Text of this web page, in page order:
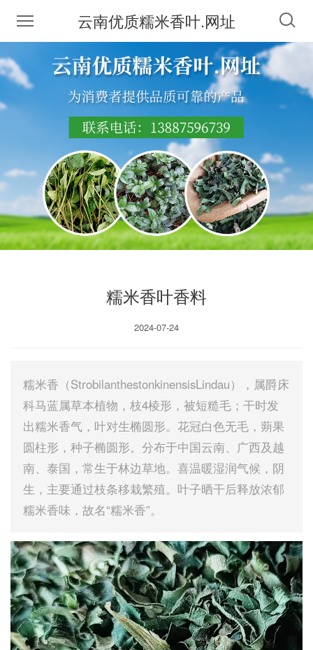
云南优质糯米香叶.网址
糯米香叶香料
2024-07-24
糯米香（StrobilanthestonkinensisLindau），属爵床
科马蓝属草本植物，枝4棱形，被短糙毛；干时发
出糯米香气，叶对生椭圆形。花冠白色无毛，蒴果
圆柱形，种子椭圆形。分布于中国云南、广西及越
南、泰国，常生于林边草地。喜温暖湿润气候，阴
生，主要通过枝条移栽繁殖。叶子晒干后释放浓郁
糯米香味，故名“糯米香”。